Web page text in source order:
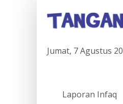
Jumat, 7 Agustus
Laporan Infaq